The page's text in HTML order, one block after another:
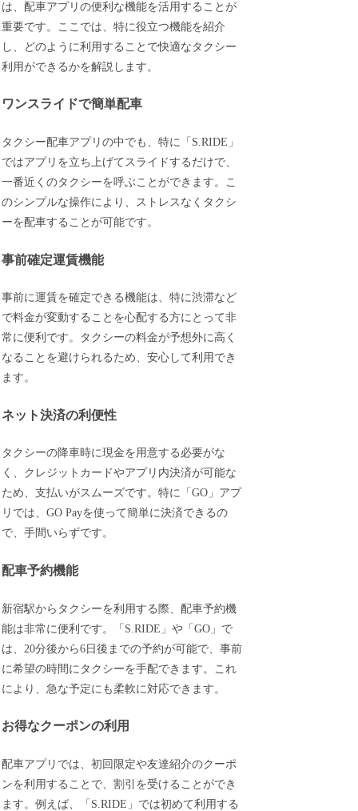
は、配車アプリの便利な機能を活用することが
重要です。ここでは、特に役立つ機能を紹介
し、どのように利用することで快適なタクシー
利用ができるかを解説します。
ワンスライドで簡単配車
タクシー配車アプリの中でも、特に「S.RIDE」
ではアプリを立ち上げてスライドするだけで、
一番近くのタクシーを呼ぶことができます。こ
のシンプルな操作により、ストレスなくタクシ
ーを配車することが可能です。
事前確定運賃機能
事前に運賃を確定できる機能は、特に渋滞など
で料金が変動することを心配する方にとって非
常に便利です。タクシーの料金が予想外に高く
なることを避けられるため、安心して利用でき
ます。
ネット決済の利便性
タクシーの降車時に現金を用意する必要がな
く、クレジットカードやアプリ内決済が可能な
ため、支払いがスムーズです。特に「GO」アプ
リでは、GO Payを使って簡単に決済できるの
で、手間いらずです。
配車予約機能
新宿駅からタクシーを利用する際、配車予約機
能は非常に便利です。「S.RIDE」や「GO」で
は、20分後から6日後までの予約が可能で、事前
に希望の時間にタクシーを手配できます。これ
により、急な予定にも柔軟に対応できます。
お得なクーポンの利用
配車アプリでは、初回限定や友達紹介のクーポ
ンを利用することで、割引を受けることができ
ます。例えば、「S.RIDE」では初めて利用する